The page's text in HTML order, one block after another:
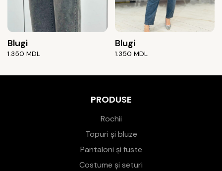
Blugi
1.350 MDL
Blugi
1.350 MDL
PRODUSE
Rochii
Topuri și bluze
Pantaloni și fuste
Costume și seturi